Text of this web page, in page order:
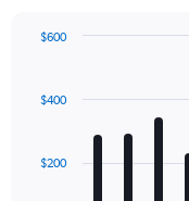
with
12
The
$200
$400
$600